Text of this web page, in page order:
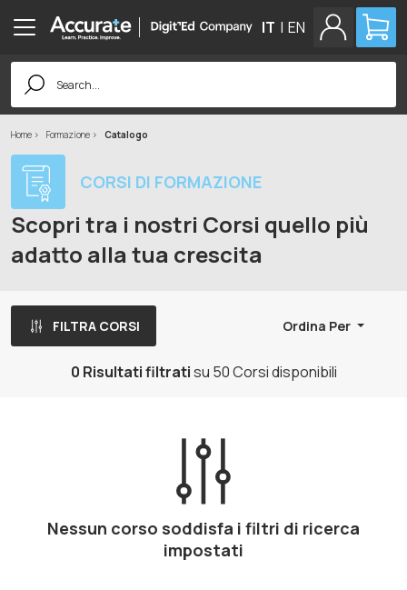
IT | EN
Search
for:
Home Formazione Catalogo
CORSI DI FORMAZIONE
Scopri tra i nostri Corsi quello più
adatto alla tua crescita
FILTRA CORSI Ordina Per
0 Risultati filtratisu 50 Corsi disponibili
Nessun corso soddisfa i filtri di ricerca
impostati